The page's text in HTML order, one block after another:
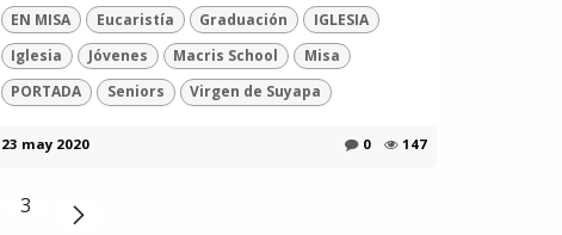
EN MISA
Eucaristía Graduación
IGLESIA
Iglesia
Jóvenes Macris School
Misa
PORTADA
Seniors Virgen de Suyapa
23 may 2020 0 147
3